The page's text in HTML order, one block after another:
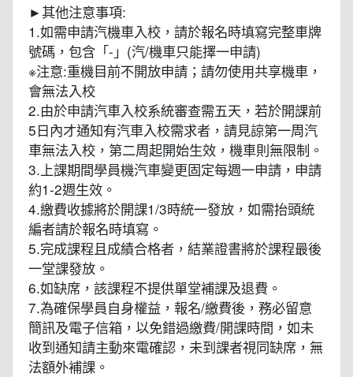
►其他注意事項:
1.如需申請汽機車入校，請於報名時填寫完整車牌
號碼，包含「-」(汽/機車只能擇一申請)
※注意:重機目前不開放申請；請勿使用共享機車，
會無法入校
2.由於申請汽車入校系統審查需五天，若於開課前
5日內才通知有汽車入校需求者，請見諒第一周汽
車無法入校，第二周起開始生效，機車則無限制。
3.上課期間學員機汽車變更固定每週一申請，申請
約1-2週生效。
4.繳費收據將於開課1/3時統一發放，如需抬頭統
編者請於報名時填寫。
5.完成課程且成績合格者，結業證書將於課程最後
一堂課發放。
6.如缺席，該課程不提供單堂補課及退費。
7.為確保學員自身權益，報名/繳費後，務必留意
簡訊及電子信箱，以免錯過繳費/開課時間，如未
收到通知請主動來電確認，未到課者視同缺席，無
法額外補課。